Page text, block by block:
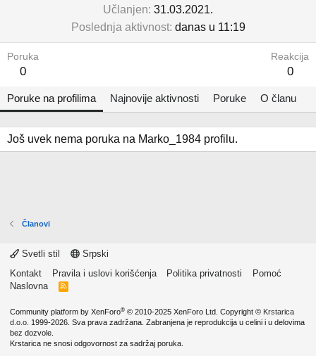
Učlanjen 31.03.2021.
Poslednja aktivnost danas u 11:19
Poruka
0
Reakcija
0
Poruke na profilima Najnovije aktivnosti Poruke O članu
Još uvek nema poruka na Marko_1984 profilu.
Članovi
Svetli stil
Srpski
Kontakt
Pravila i uslovi korišćenja Politika privatnosti
Pomoć
Naslovna
R
Community platform by XenForo® © 2010-2025 XenForo Ltd. Copyright © Krstarica
d.o.o. 1999-2026. Sva prava zadržana. Zabranjena je reprodukcija u celini i u delovima
bez dozvole.
Krstarica ne snosi odgovornost za sadržaj poruka.